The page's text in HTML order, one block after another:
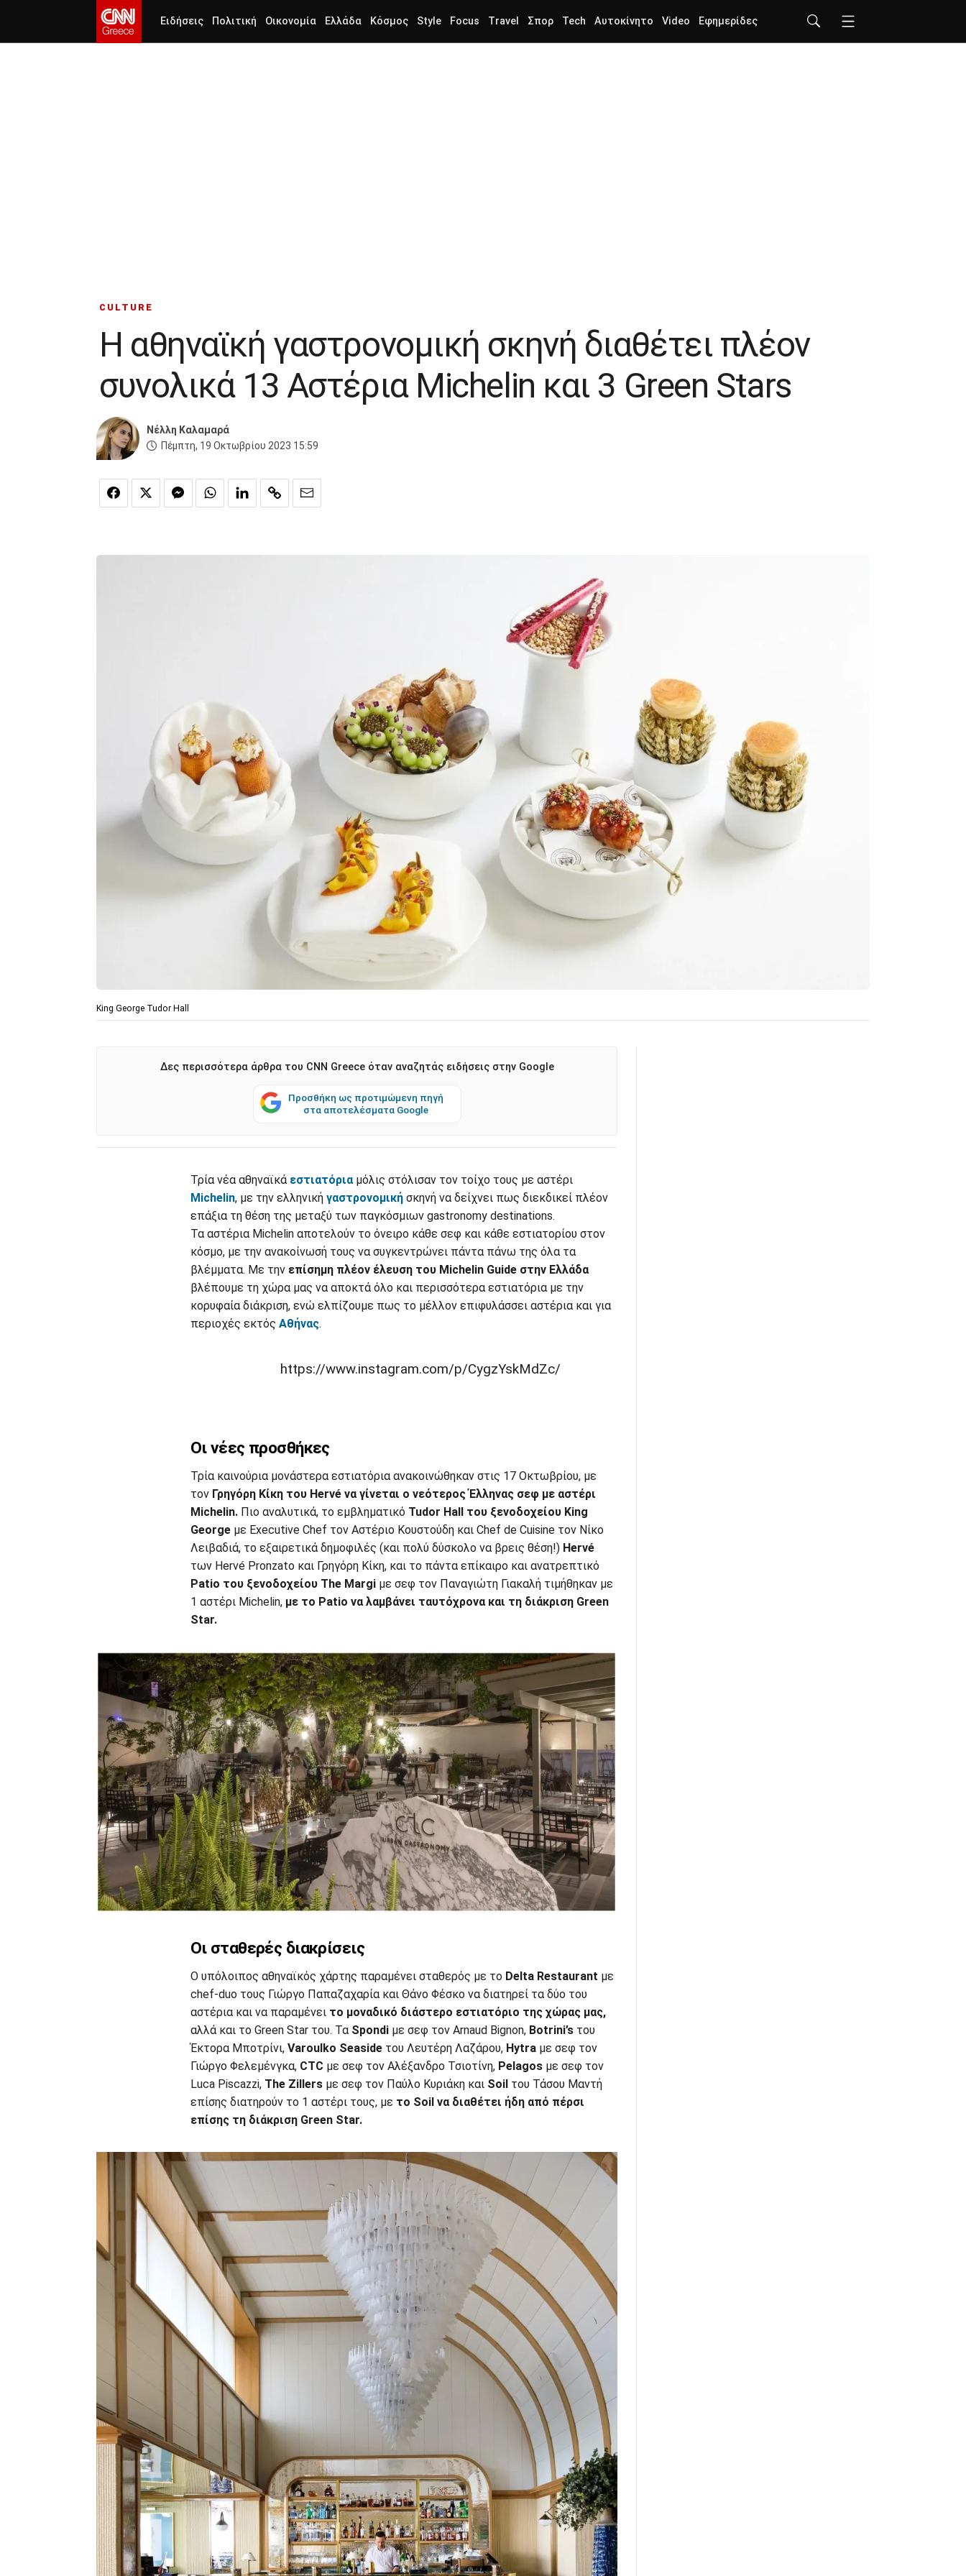
Ειδήσεις Πολιτική Οικονομία Ελλάδα Κόσμος Style Focus Travel Σπορ Tech Αυτοκίνητο Video Εφημερίδες
CULTURE
Η αθηναϊκή γαστρονομική σκηνή διαθέτει πλέον
συνολικά 13 Αστέρια Michelin και 3 Green Stars
Nέλλη Καλαμαρά
Πέμπτη, 19 Οκτωβρίου 2023 15:59
King George Tudor Hall
Δες περισσότερα άρθρα του CNN Greece όταν αναζητάς ειδήσεις στην Google
Προσθήκη ως προτιμώμενη πηγή
στα αποτελέσματα Google
Τρία νέα αθηναϊκά εστιατόριαμόλις στόλισαν τον τοίχο τους με αστέρι
Michelin, με την ελληνική γαστρονομικήσκηνή να δείχνει πως διεκδικεί πλέον
επάξια τη θέση της μεταξύ των παγκόσμιων gastronomy destinations.
Τα αστέρια Michelin αποτελούν το όνειρο κάθε σεφ και κάθε εστιατορίου στον
κόσμο, με την ανακοίνωσή τους να συγκεντρώνει πάντα πάνω της όλα τα
βλέμματα. Με την επίσημη πλέον έλευση του Michelin Guide στην Ελλάδα
βλέπουμε τη χώρα μας να αποκτά όλο και περισσότερα εστιατόρια με την
κορυφαία διάκριση, ενώ ελπίζουμε πως το μέλλον επιφυλάσσει αστέρια και για
περιοχές εκτός Αθήνας.
https://www.instagram.com/p/CygzYskMdZc/
Οι νέες προσθήκες
Τρία καινούρια μονάστερα εστιατόρια ανακοινώθηκαν στις 17 Οκτωβρίου, με
τον Γρηγόρη Κίκη του Hervé να γίνεται ο νεότερος Έλληνας σεφ με αστέρι
Michelin.Πιο αναλυτικά, το εμβληματικό Tudor Hall του ξενοδοχείου King
Georgeμε Executive Chef τον Αστέριο Κουστούδη και Chef de Cuisine τον Νίκο
Λειβαδιά, το εξαιρετικά δημοφιλές (και πολύ δύσκολο να βρεις θέση!) Hervé
των Hervé Pronzato και Γρηγόρη Κίκη, και το πάντα επίκαιρο και ανατρεπτικό
Patio του ξενοδοχείου The Margiμε σεφ τον Παναγιώτη Γιακαλή τιμήθηκαν με
1 αστέρι Michelin, με το Patio να λαμβάνει ταυτόχρονα και τη διάκριση Green
Star.
Οι σταθερές διακρίσεις
Ο υπόλοιπος αθηναϊκός χάρτης παραμένει σταθερός με το Delta Restaurant με
chef-duo τους Γιώργο Παπαζαχαρία και Θάνο Φέσκο να διατηρεί τα δύο του
αστέρια και να παραμένει το μοναδικό διάστερο εστιατόριο της χώρας μας,
αλλά και το Green Star του. Τα Spondiμε σεφ τον Arnaud Bignon, Botrini’sτου
Έκτορα Μποτρίνι, Varoulko Seasideτου Λευτέρη Λαζάρου, Hytraμε σεφ τον
Γιώργο Φελεμένγκα, CTC με σεφ τον Αλέξανδρο Τσιοτίνη, Pelagosμε σεφ τον
Luca Piscazzi, The Zillersμε σεφ τον Παύλο Κυριάκη και Soil του Τάσου Μαντή
επίσης διατηρούν το 1 αστέρι τους, με το Soil να διαθέτει ήδη από πέρσι
επίσης τη διάκριση Green Star.